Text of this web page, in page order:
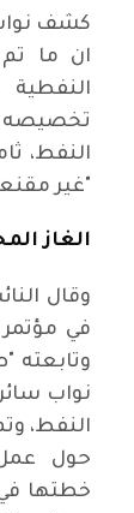
كشف
ان ما
تخصيصه
النفط،
"غير
الغاز
وقال
في
وتابعته
نواب
النفط،
حول عمل
خطتها